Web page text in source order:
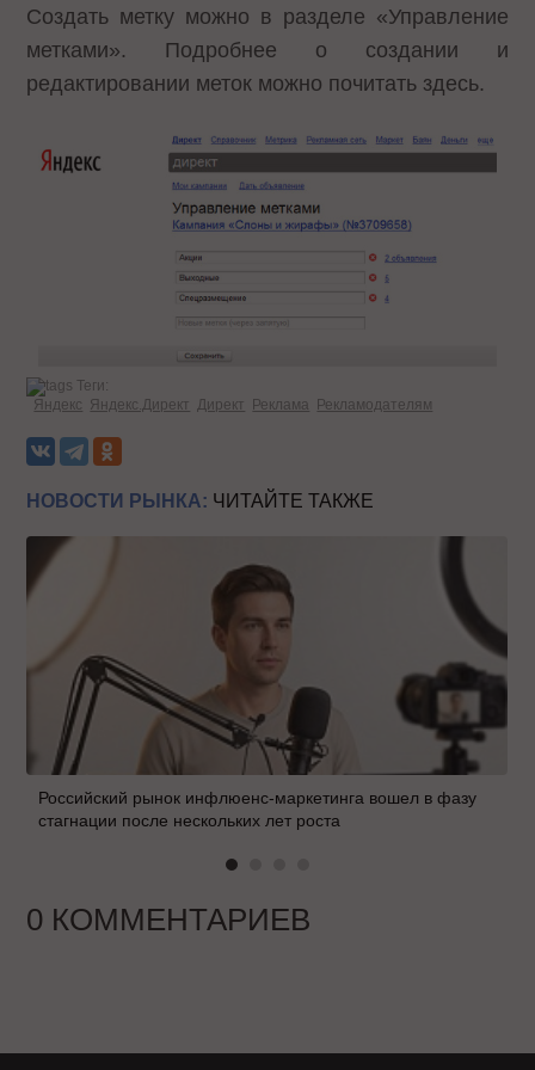
Создать метку можно в разделе «Управление
метками». Подробнее о создании и
редактировании меток можно почитать здесь.
Теги:
Яндекс
Яндекс.Директ Директ Реклама Рекламодателям
НОВОСТИ РЫНКА: ЧИТАЙТЕ ТАКЖЕ
Российский рынок инфлюенс-маркетинга вошел в фазу
стагнации после нескольких лет роста
0 КОММЕНТАРИЕВ